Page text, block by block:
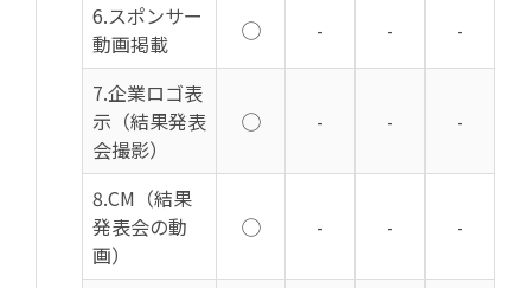
6.スポンサー
動画掲載
◯ - - -
7.企業ロゴ表
示（結果発表
会撮影）
◯ - - -
8.CM（結果
発表会の動
画）
◯ - - -